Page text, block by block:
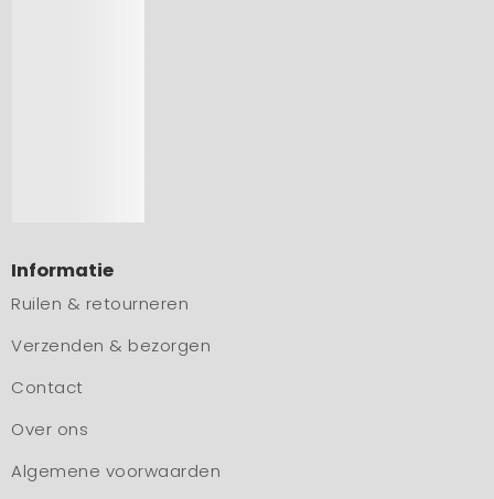
Informatie
Ruilen & retourneren
Verzenden & bezorgen
Contact
Over ons
Algemene voorwaarden